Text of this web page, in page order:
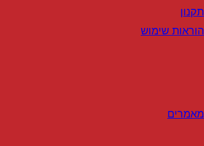
תקנון
הוראות שימוש
מאמרים